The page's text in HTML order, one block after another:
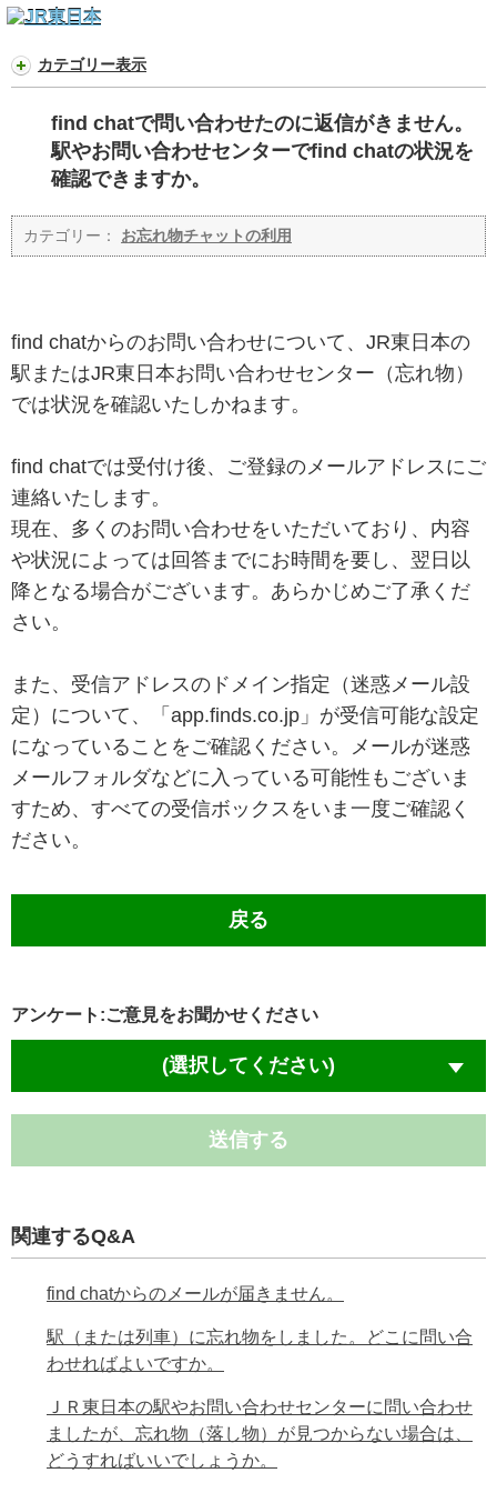
カテゴリー表示
find chatで問い合わせたのに返信がきません。
駅やお問い合わせセンターでfind chatの状況を
確認できますか。
カテゴリー： お忘れ物チャットの利用
find chatからのお問い合わせについて、JR東日本の
駅またはJR東日本お問い合わせセンター（忘れ物）
では状況を確認いたしかねます。
find chatでは受付け後、ご登録のメールアドレスにご
連絡いたします。
現在、多くのお問い合わせをいただいており、内容
や状況によっては回答までにお時間を要し、翌日以
降となる場合がございます。あらかじめご了承くだ
さい。
また、受信アドレスのドメイン指定（迷惑メール設
定）について、「app.finds.co.jp」が受信可能な設定
になっていることをご確認ください。メールが迷惑
メールフォルダなどに入っている可能性もございま
すため、すべての受信ボックスをいま一度ご確認く
ださい。
戻る
アンケート:ご意見をお聞かせください
(選択してください)
送信する
関連するQ&A
find chatからのメールが届きません。
駅（または列車）に忘れ物をしました。どこに問い合
わせればよいですか。
ＪＲ東日本の駅やお問い合わせセンターに問い合わせ
ましたが、忘れ物（落し物）が見つからない場合は、
どうすればいいでしょうか。